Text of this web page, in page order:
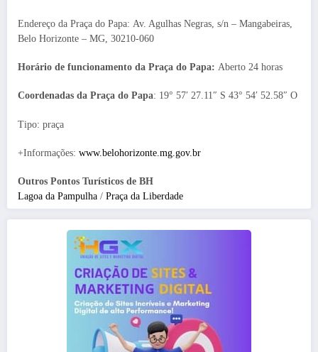
Endereço da Praça do Papa: Av. Agulhas Negras, s/n – Mangabeiras,
Belo Horizonte – MG, 30210-060
Horário de funcionamento da Praça do Papa: Aberto 24 horas
Coordenadas da Praça do Papa: 19° 57′ 27.11″ S 43° 54′ 52.58″ O
Tipo: praça
+Informações: www.belohorizonte.mg.gov.br
Outros Pontos Turísticos de BH
Lagoa da Pampulha / Praça da Liberdade